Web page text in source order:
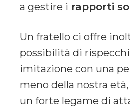
a gestire i rapporti
Un fratello ci offre
possibilità di
imitazione con una
meno della nostra
un forte legame di